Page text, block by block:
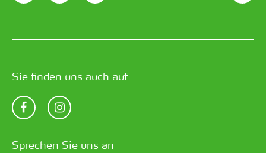
Sie finden uns auch auf
Sprechen Sie uns an